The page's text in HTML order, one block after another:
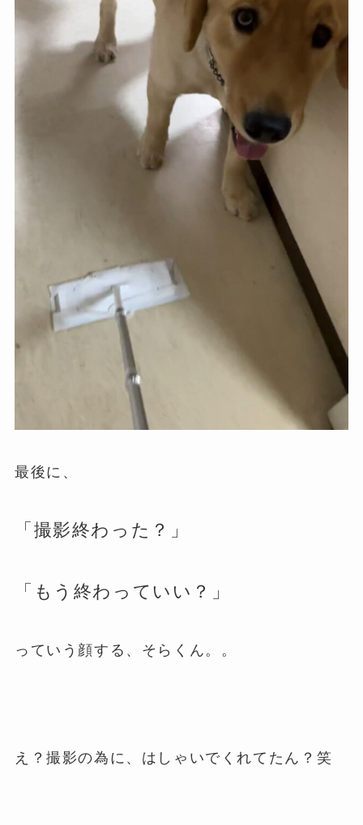
最後に、
「撮影終わった？」
「もう終わっていい？」
っていう顔する、そらくん。。
え？撮影の為に、はしゃいでくれてたん？笑